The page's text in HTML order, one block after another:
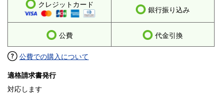
クレジットカード
銀行振り込み
公費 代金引換
公費での購入について
適格請求書発行
対応します